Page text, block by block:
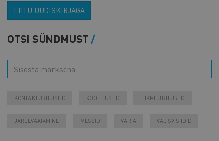
LIITU UUDISKIRJAGA
OTSI SÜNDMUST
KONTAKTÜRITUSED KOOLITUSED LIIKMEÜRITUSED
JÄRELVAATAMINE MESSID VARIA VÄLISVISIIDID